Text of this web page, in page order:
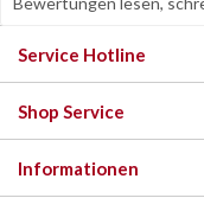
Service Hotline
Shop Service
Informationen